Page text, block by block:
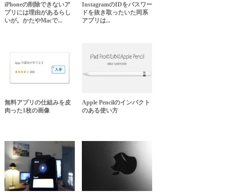
iPhoneの削除できないア
プリには理由があるらし
いが。かたやMacで...
InstagramのIDをパスワー
ドを抜き取ったいた同系
アプリは...
無料アプリの仕組みを皮
肉った1枚の画像
Apple Pencilのインパクト
のある使い方